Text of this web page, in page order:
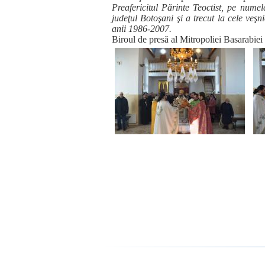
Preafericitul Părinte Teoctist, pe
judeţul Botoşani şi a trecut la cele
anii 1986-2007.
Biroul de presă al Mitropoliei Basarabiei